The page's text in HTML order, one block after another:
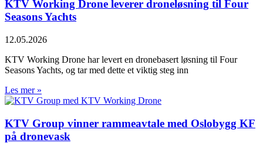
KTV Working Drone leverer droneløsning til Four
Seasons Yachts
12.05.2026
KTV Working Drone har levert en dronebasert løsning til Four
Seasons Yachts, og tar med dette et viktig steg inn
Les mer »
KTV Group vinner rammeavtale med Oslobygg KF
på dronevask